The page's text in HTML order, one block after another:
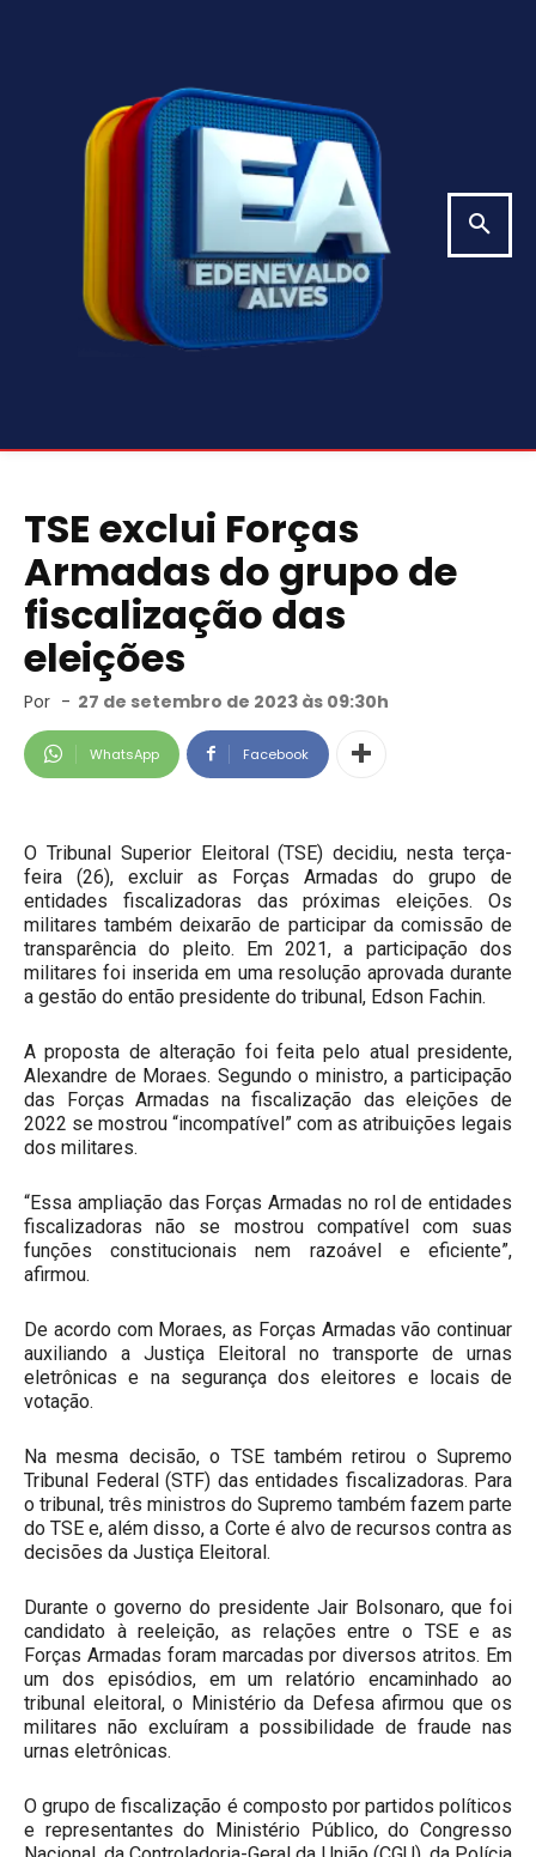
TSE exclui Forças
Armadas do grupo de
fiscalização das
eleições
Por - 27 de setembro de 2023 às 09:30h
WhatsApp Facebook
O Tribunal Superior Eleitoral (TSE) decidiu, nesta terça-
feira (26), excluir as Forças Armadas do grupo de
entidades fiscalizadoras das próximas eleições. Os
militares também deixarão de participar da comissão de
transparência do pleito. Em 2021, a participação dos
militares foi inserida em uma resolução aprovada durante
a gestão do então presidente do tribunal, Edson Fachin.
A proposta de alteração foi feita pelo atual presidente,
Alexandre de Moraes. Segundo o ministro, a participação
das Forças Armadas na fiscalização das eleições de
2022 se mostrou “incompatível” com as atribuições legais
dos militares.
“Essa ampliação das Forças Armadas no rol de entidades
fiscalizadoras não se mostrou compatível com suas
funções constitucionais nem razoável e eficiente”,
afirmou.
De acordo com Moraes, as Forças Armadas vão continuar
auxiliando a Justiça Eleitoral no transporte de urnas
eletrônicas e na segurança dos eleitores e locais de
votação.
Na mesma decisão, o TSE também retirou o Supremo
Tribunal Federal (STF) das entidades fiscalizadoras. Para
o tribunal, três ministros do Supremo também fazem parte
do TSE e, além disso, a Corte é alvo de recursos contra as
decisões da Justiça Eleitoral.
Durante o governo do presidente Jair Bolsonaro, que foi
candidato à reeleição, as relações entre o TSE e as
Forças Armadas foram marcadas por diversos atritos. Em
um dos episódios, em um relatório encaminhado ao
tribunal eleitoral, o Ministério da Defesa afirmou que os
militares não excluíram a possibilidade de fraude nas
urnas eletrônicas.
O grupo de fiscalização é composto por partidos políticos
e representantes do Ministério Público, do Congresso